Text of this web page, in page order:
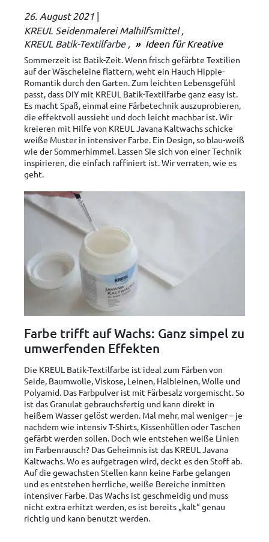
26. August 2021 |
KREUL Seidenmalerei Malhilfsmittel
KREUL Batik-Textilfarbe
Ideen für Kreative
Sommerzeit ist Batik-Zeit. Wenn frisch gefärbte Textilien
auf der Wäscheleine flattern, weht ein Hauch Hippie-
Romantik durch den Garten. Zum leichten Lebensgefühl
passt, dass DIY mit KREUL Batik-Textilfarbe ganz easy ist.
Es macht Spaß, einmal eine Färbetechnik auszuprobieren,
die effektvoll aussieht und doch leicht machbar ist. Wir
kreieren mit Hilfe von KREUL Javana Kaltwachs schicke
weiße Muster in intensiver Farbe. Ein Design, so blau-weiß
wie der Sommerhimmel. Lassen Sie sich von einer Technik
inspirieren, die einfach raffiniert ist. Wir verraten, wie es
geht.
Farbe trifft auf Wachs: Ganz simpel zu
umwerfenden Effekten
Die KREUL Batik-Textilfarbe ist ideal zum Färben von
Seide, Baumwolle, Viskose, Leinen, Halbleinen, Wolle und
Polyamid. Das Farbpulver ist mit Färbesalz vorgemischt. So
ist das Granulat gebrauchsfertig und kann direkt in
heißem Wasser gelöst werden. Mal mehr, mal weniger – je
nachdem wie intensiv T-Shirts, Kissenhüllen oder Taschen
gefärbt werden sollen. Doch wie entstehen weiße Linien
im Farbenrausch? Das Geheimnis ist das KREUL Javana
Kaltwachs. Wo es aufgetragen wird, deckt es den Stoff ab.
Auf die gewachsten Stellen kann keine Farbe gelangen
und es entstehen herrliche, weiße Bereiche inmitten
intensiver Farbe. Das Wachs ist geschmeidig und muss
nicht extra erhitzt werden, es ist bereits „kalt“ genau
richtig und kann benutzt werden.